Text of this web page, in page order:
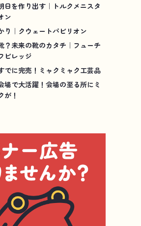
日を作り出す｜トルクメニスタ
ン
り｜クウェートパビリオン
？未来の靴のカタチ｜フューチ
ビレッジ
でに完売！ミャクミャク工芸品
場で大活躍！会場の至る所にミ
が！